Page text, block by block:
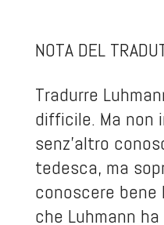
NOTA DEL
Tradurre
difficile. Ma non
senz’altro
tedesca, ma
conoscere
che Luhmann